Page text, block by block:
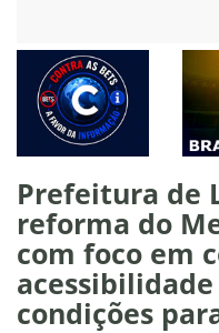
Prefeitura de
reforma do
com foco em
condições